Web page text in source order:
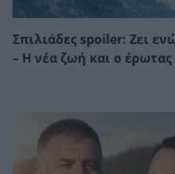
Σπιλιάδες spoiler: Ζει
– Η νέα ζωή και ο